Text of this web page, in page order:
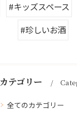
#キッズスペース
#珍しいお酒
カテゴリー
全てのカテゴリー